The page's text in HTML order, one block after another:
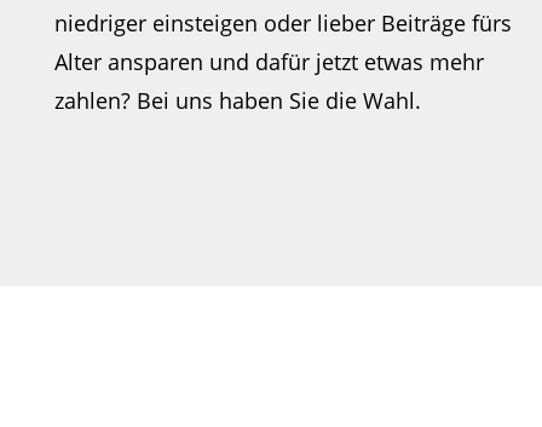
niedriger einsteigen oder lieber Beiträge fürs
Alter ansparen und dafür jetzt etwas mehr
zahlen? Bei uns haben Sie die Wahl.